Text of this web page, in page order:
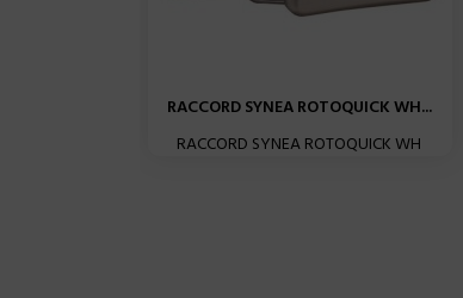
RACCORD SYNEA ROTOQUICK WH...
RACCORD SYNEA ROTOQUICK WH